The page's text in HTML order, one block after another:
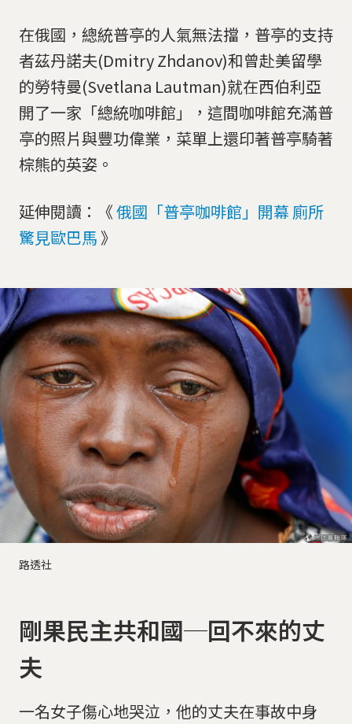
在俄國，總統普亭的人氣無法擋，普亭的支持
者茲丹諾夫(Dmitry Zhdanov)和曾赴美留學
的勞特曼(Svetlana Lautman)就在西伯利亞
開了一家「總統咖啡館」，這間咖啡館充滿普
亭的照片與豐功偉業，菜單上還印著普亭騎著
棕熊的英姿。
延伸閱讀：《俄國「普亭咖啡館」開幕 廁所
驚見歐巴馬 》
路透社
剛果民主共和國─回不來的丈
夫
一名女子傷心地哭泣，他的丈夫在事故中身